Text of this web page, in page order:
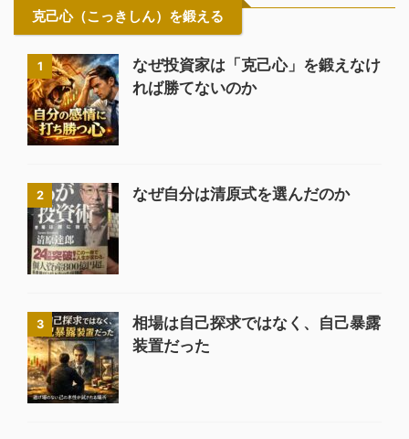
克己心（こっきしん）を鍛える
1
なぜ投資家は「克己心」を鍛えなけ
れば勝てないのか
2 なぜ自分は清原式を選んだのか
3
相場は自己探求ではなく、自己暴露
装置だった